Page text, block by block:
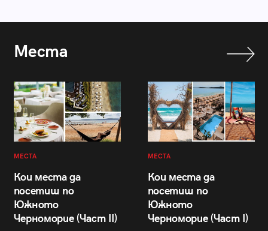
Места
МЕСТА
Кои места да
посетиш по
Южното
Черноморие (Част II)
МЕСТА
Кои места да
посетиш по
Южното
Черноморие (Част I)